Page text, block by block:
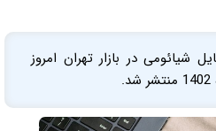
شیائومی در بازار تهران امروز